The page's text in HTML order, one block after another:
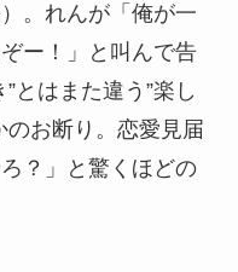
。れんが「俺が一
ー！」と叫んで告
とはまた違う”楽し
のお断り。恋愛見届
？」と驚くほどの